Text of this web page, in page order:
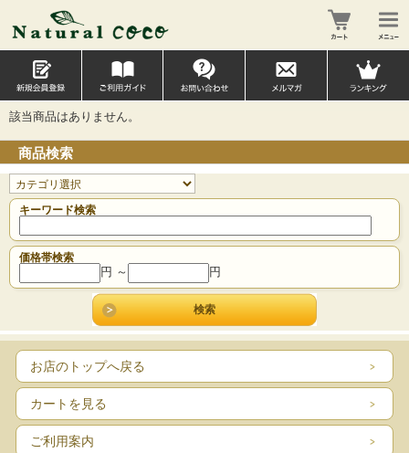
該当商品はありません。
商品検索
キーワード検索
価格帯検索
円 ～ 円
お店のトップへ戻る
カートを見る
ご利用案内